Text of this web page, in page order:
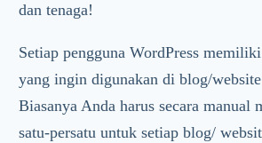
dan tenaga!
Setiap pengguna WordPress
yang ingin digunakan di blog/
Biasanya Anda harus secara manual
satu-persatu untuk setiap blog/